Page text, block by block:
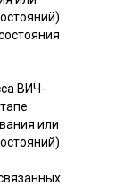
ВИЧ-
или